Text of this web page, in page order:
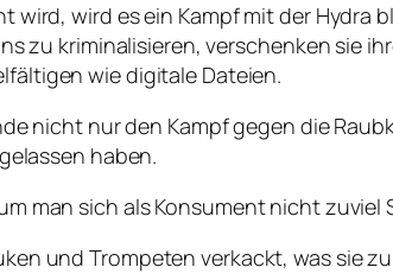
wird es ein Kampf mit der
zu kriminalisieren, verschenken sie
wie digitale Dateien.
nicht nur den Kampf gegen die
haben.
man sich als Konsument nicht zuviel
und Trompeten verkackt, was sie